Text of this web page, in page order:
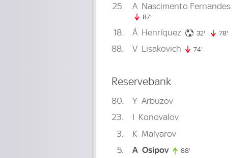
25 A Nascimento Fernandes
87'
18 Á Henríquez 32' 32. minute
78'
88 V Lisakovich 74'
Reservebank
80 Y Arbuzov
23
I Konovalov
3
K Malyarov
5
A Osipov 88'